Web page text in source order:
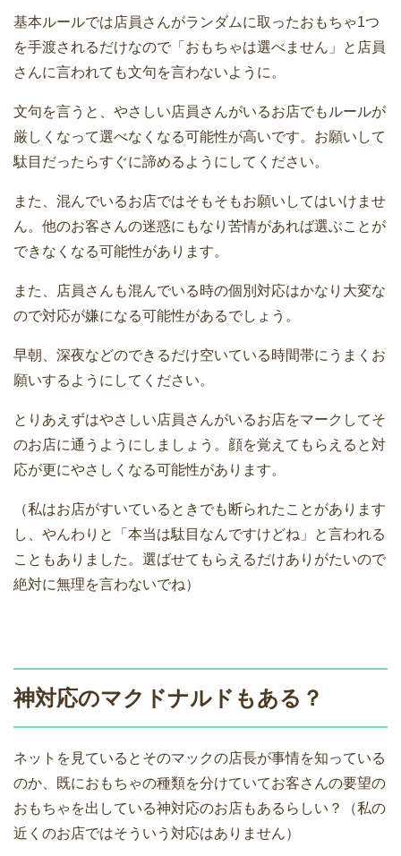
基本ルールでは店員さんがランダムに取ったおもちゃ1つ
を手渡されるだけなので「おもちゃは選べません」と店員
さんに言われても文句を言わないように。
文句を言うと、やさしい店員さんがいるお店でもルールが
厳しくなって選べなくなる可能性が高いです。お願いして
駄目だったらすぐに諦めるようにしてください。
また、混んでいるお店ではそもそもお願いしてはいけませ
ん。他のお客さんの迷惑にもなり苦情があれば選ぶことが
できなくなる可能性があります。
また、店員さんも混んでいる時の個別対応はかなり大変な
ので対応が嫌になる可能性があるでしょう。
早朝、深夜などのできるだけ空いている時間帯にうまくお
願いするようにしてください。
とりあえずはやさしい店員さんがいるお店をマークしてそ
のお店に通うようにしましょう。顔を覚えてもらえると対
応が更にやさしくなる可能性があります。
（私はお店がすいているときでも断られたことがあります
し、やんわりと「本当は駄目なんですけどね」と言われる
こともありました。選ばせてもらえるだけありがたいので
絶対に無理を言わないでね）
神対応のマクドナルドもある？
ネットを見ているとそのマックの店長が事情を知っている
のか、既におもちゃの種類を分けていてお客さんの要望の
おもちゃを出している神対応のお店もあるらしい？（私の
近くのお店ではそういう対応はありません）